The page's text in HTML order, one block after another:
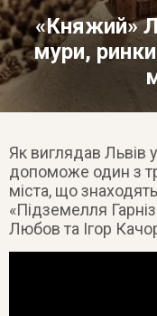
ПУБЛІКАЦІЇ
«Княжий»
мури,
Як виглядав Львів
допоможе один з
міста, що
«Підземелля
Любов та Ігор